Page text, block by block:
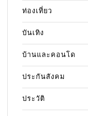
ท่องเที่ยว
บันเทิง
บ้านและคอนโด
ประกันสังคม
ประวัติ